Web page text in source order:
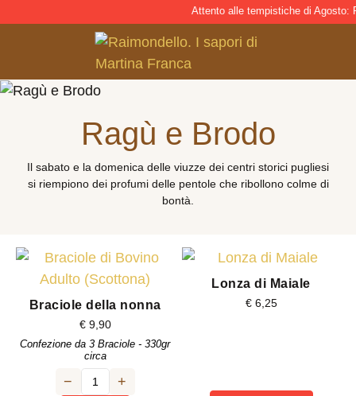
Attento alle tempistiche di Agosto:
Ragù e Brodo
Il sabato e la domenica delle viuzze dei centri storici pugliesi
si riempiono dei profumi delle pentole che ribollono colme di
bontà.
Braciole della nonna
€9,90
Confezione da 3 Braciole - 330gr
circa
− +
Lonza di Maiale
€6,25